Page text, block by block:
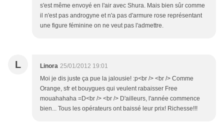
s'est même envoyé en l'air avec Shura. Mais bien sûr comme
il n'est pas androgyne et n'a pas d'armure rose représentant
une figure féminine on ne veut pas l'admettre.
L Linora 25/01/2012 19:01
Moi je dis juste ça pue la jalousie! :p<br /> <br /> Comme
Orange, sfr et bouygues qui veulent rabaisser Free
mouahahaha =D<br /> <br /> D'ailleurs, l'année commence
bien... Tous les opérateurs ont baissé leur prix! Richesse!!!